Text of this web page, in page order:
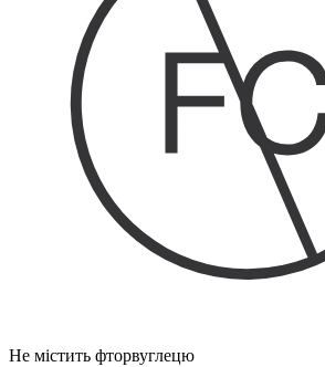
Не містить фторвуглецю